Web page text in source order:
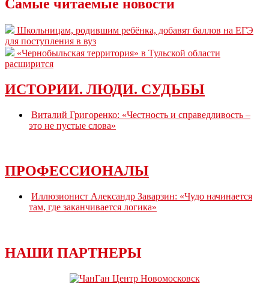
Самые читаемые новости
Школьницам, родившим ребёнка, добавят баллов на ЕГЭ
для поступления в вуз
«Чернобыльская территория» в Тульской области
расширится
ИСТОРИИ. ЛЮДИ. СУДЬБЫ
Виталий Григоренко: «Честность и справедливость –
это не пустые слова»
ПРОФЕССИОНАЛЫ
Иллюзионист Александр Заварзин: «Чудо начинается
там, где заканчивается логика»
НАШИ ПАРТНЕРЫ